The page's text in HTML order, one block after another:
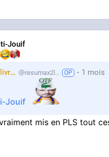
Jouif
Brice2livres resumax2livres 1 mois
Jouif
mis en PLS tout